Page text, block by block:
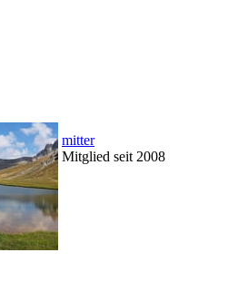
mitter
Mitglied seit 2008